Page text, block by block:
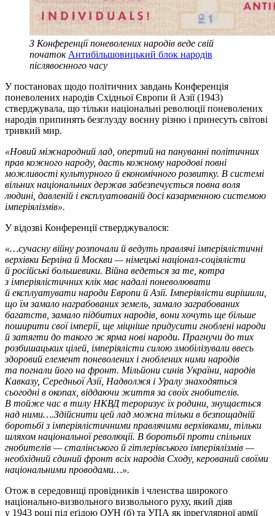
З Конференції поневолених народів веде свій
початок Антибільшовицький блок народів
післявоєнного часу
У постановах щодо політичних завдань Конференція
поневолених народів Східньої Європи й Азії (1943)
стверджувала, що тільки національні революції поневолених
народів припинять безглузду воєнну різню і принесуть світові
тривкий мир.
«Новий міжнародний лад, опертий на пануванні політичних
прав кожного народу, дасть кожному народові повні
можливості культурного й економічного розвитку. В системі
вільних національних держав забезпечується повна воля
людині, давленій і експлуатованій досі казарменною системою
імперіялізмів».
У відозві Конференції стверджувалося:
«…сучасну війну розпочали й ведуть правлячі імперіялістичні
верхівки Берліна й Москви — німецькі націонал-соціялісти
й російські большевики. Війна ведеться за те, котра
з імперіялістичних клік має надалі поневолювати
й експлуатувати народи Европи й Азії. Імперіялісти вирішили,
що їм замало награбованих земель, замало заграбованих
багатств, замало підбитих народів, вони хочуть ще більше
поширити свої імперії, ще міцніше придусити гноблені народи
й затягти до такого ж ярма нові народи. Прагнучи до тих
розбишацьких цілей, імперіялісти силою змобілізували ввесь
здоровий елемент поневолених і гноблених ними народів
та погнали його на фронт. Мільйони синів України, народів
Кавказу, Середньої Азії, Надволжя і Уралу знаходяться
сьогодні в окопах, віддаючи життя за своїх гнобителів.
В тойже час в тилу НКВД тероризує їх родини, знущається
над ними….Здійснити цей лад можна тільки в безпощадній
боротьбі з імперіялістичними правлячими верхівками, тільки
шляхом національної революції. В боротьбі проти спільних
гнобителів — сталінського й гітлерівського імперіялізмів —
необхідний єдиний фронт всіх народів Сходу, керований своїми
національними проводами…».
Отож в середовищі провідників і членства широкого
національно-визвольного визвольного руху, який діяв
у 1943 році під еґідою ОУН (б) та УПА як ірреґулярної армії